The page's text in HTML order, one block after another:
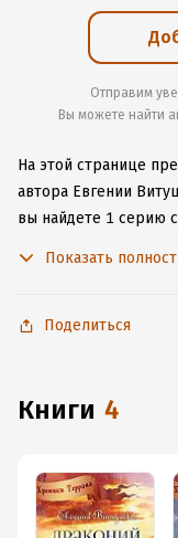
Отправим
Вы можете найти
На этой странице
автора Евгении
вы найдете 1 серию
не расставаться с
Показать
Поделиться
книги 4